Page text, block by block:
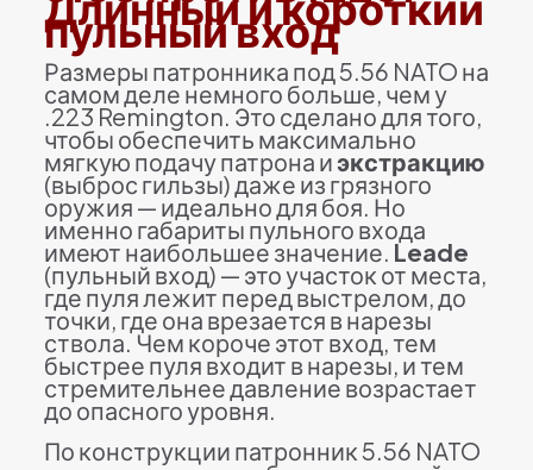
пульный вход
Размеры патронника под 5.56 NATO на
самом деле немного больше, чем у
.223 Remington. Это сделано для того,
чтобы обеспечить максимально
мягкую подачу патрона и экстракцию
(выброс гильзы) даже из грязного
оружия — идеально для боя. Но
именно габариты пульного входа
имеют наибольшее значение. Leade
(пульный вход) — это участок от места,
где пуля лежит перед выстрелом, до
точки, где она врезается в нарезы
ствола. Чем короче этот вход, тем
быстрее пуля входит в нарезы, и тем
стремительнее давление возрастает
до опасного уровня.
По конструкции патронник 5.56 NATO